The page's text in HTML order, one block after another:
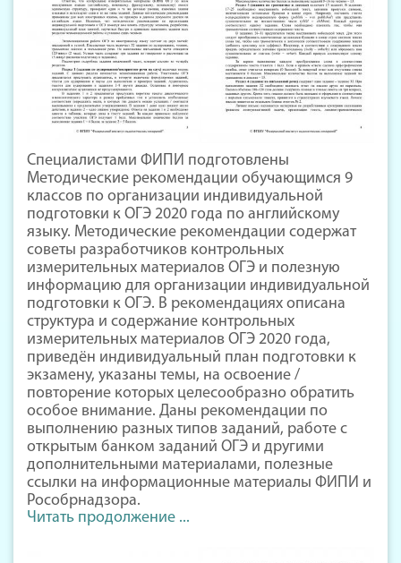
Специалистами ФИПИ подготовлены
Методические рекомендации обучающимся 9
классов по организации индивидуальной
подготовки к ОГЭ 2020 года по английскому
языку. Методические рекомендации содержат
советы разработчиков контрольных
измерительных материалов ОГЭ и полезную
информацию для организации индивидуальной
подготовки к ОГЭ. В рекомендациях описана
структура и содержание контрольных
измерительных материалов ОГЭ 2020 года,
приведён индивидуальный план подготовки к
экзамену, указаны темы, на освоение /
повторение которых целесообразно обратить
особое внимание. Даны рекомендации по
выполнению разных типов заданий, работе с
открытым банком заданий ОГЭ и другими
дополнительными материалами, полезные
ссылки на информационные материалы ФИПИ и
Рособрнадзора.
Читать продолжение ...